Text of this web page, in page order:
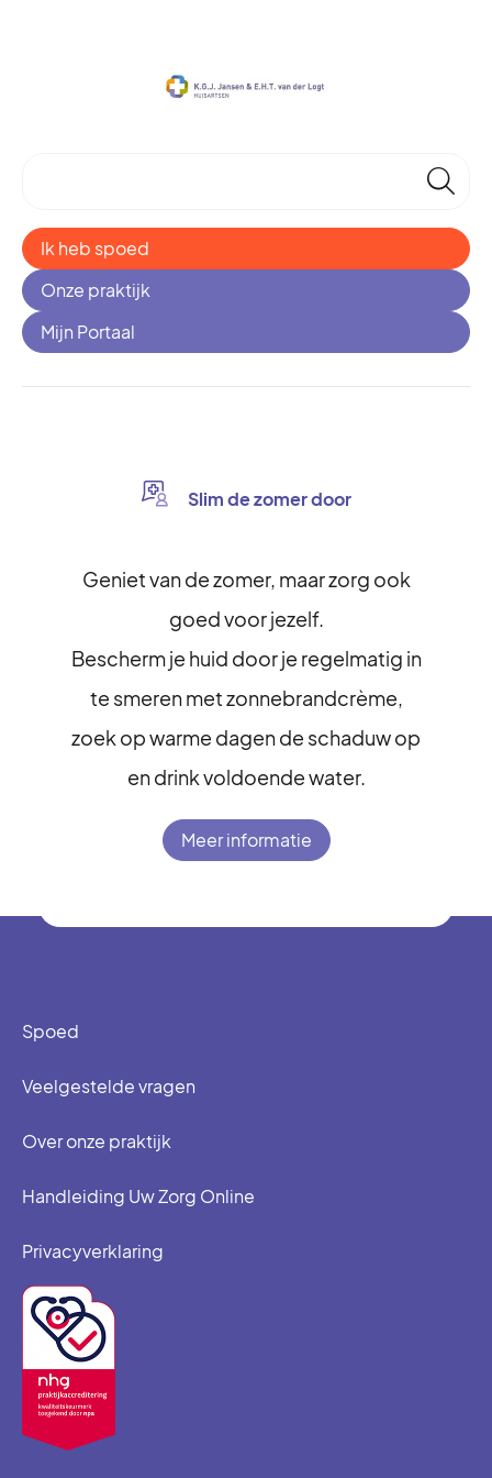
🔎
Onze praktijk
Mijn Portaal
Ik heb spoed
Slim de zomer door
Geniet van de zomer, maar zorg ook
goed voor jezelf.
Bescherm je huid door je regelmatig in
te smeren met zonnebrandcrème,
zoek op warme dagen de schaduw op
en drink voldoende water.
Meer informatie
Spoed
Veelgestelde vragen
Over onze praktijk
Handleiding Uw Zorg Online
Privacyverklaring